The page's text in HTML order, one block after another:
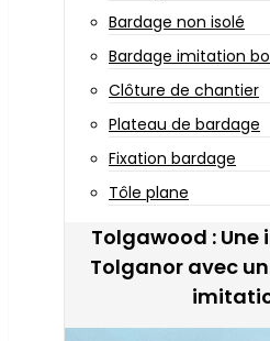
Bardage non isolé
Bardage imitation
Clôture de chantier
Plateau de bardage
Fixation bardage
Tôle plane
Tolgawood :
Tolganor avec